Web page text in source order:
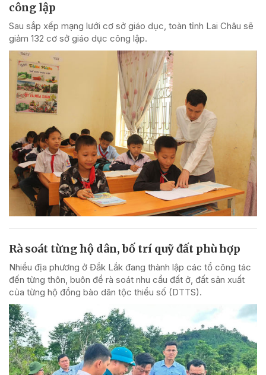
công lập
Sau sắp xếp mạng lưới cơ sở giáo dục, toàn tỉnh Lai Châu sẽ
giảm 132 cơ sở giáo dục công lập.
Rà soát từng hộ dân, bố trí quỹ đất phù hợp
Nhiều địa phương ở Đắk Lắk đang thành lập các tổ công tác
đến từng thôn, buôn để rà soát nhu cầu đất ở, đất sản xuất
của từng hộ đồng bào dân tộc thiểu số (DTTS).